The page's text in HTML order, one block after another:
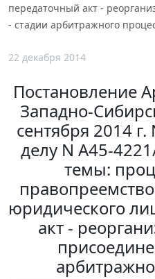
передаточный акт -
- стадии арбитражного
22 декабря 2014
Постановление
Западно-
сентября 2014
делу N А45-
темы:
юридического
акт -